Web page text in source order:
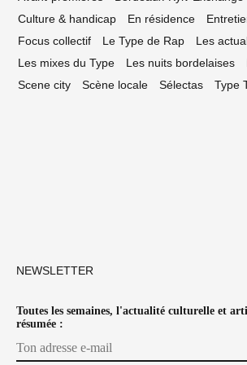
Culture & handicap
En résidence
Focus collectif
Le Type de Rap
Les
Les mixes du Type
Les nuits bordelaises
Scene city
Scène locale Sélectas Type
NEWSLETTER
Toutes les semaines, l'actualité culturelle et
résumée :